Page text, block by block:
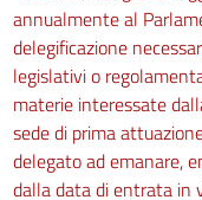
annualmente al
delegificazione
legislativi o
materie interessate
sede di prima
delegato ad emanare,
dalla data di entrata in